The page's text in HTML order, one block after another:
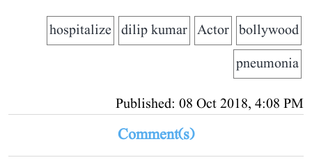
bollywood
Actor
dilip kumar
hospitalize
pneumonia
Published: 08 Oct 2018, 4:08 PM
Comment(s)